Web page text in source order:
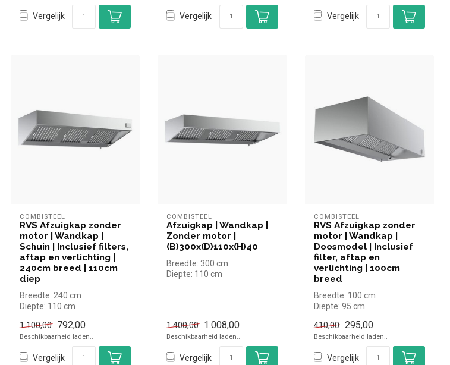
Vergelijk Vergelijk Vergelijk
COMBISTEEL
RVS Afzuigkap zonder
motor | Wandkap |
Schuin | Inclusief filters,
aftap en verlichting |
240cm breed | 110cm
diep
Breedte: 240 cm
Diepte: 110 cm
1.100,00 792,00
Beschikbaarheid laden..
Vergelijk
COMBISTEEL
Afzuigkap | Wandkap |
Zonder motor |
(B)300x(D)110x(H)40
Breedte: 300 cm
Diepte: 110 cm
1.400,00 1.008,00
Beschikbaarheid laden..
Vergelijk
COMBISTEEL
RVS Afzuigkap zonder
motor | Wandkap |
Doosmodel | Inclusief
filter, aftap en
verlichting | 100cm
breed
Breedte: 100 cm
Diepte: 95 cm
410,00 295,00
Beschikbaarheid laden..
Vergelijk